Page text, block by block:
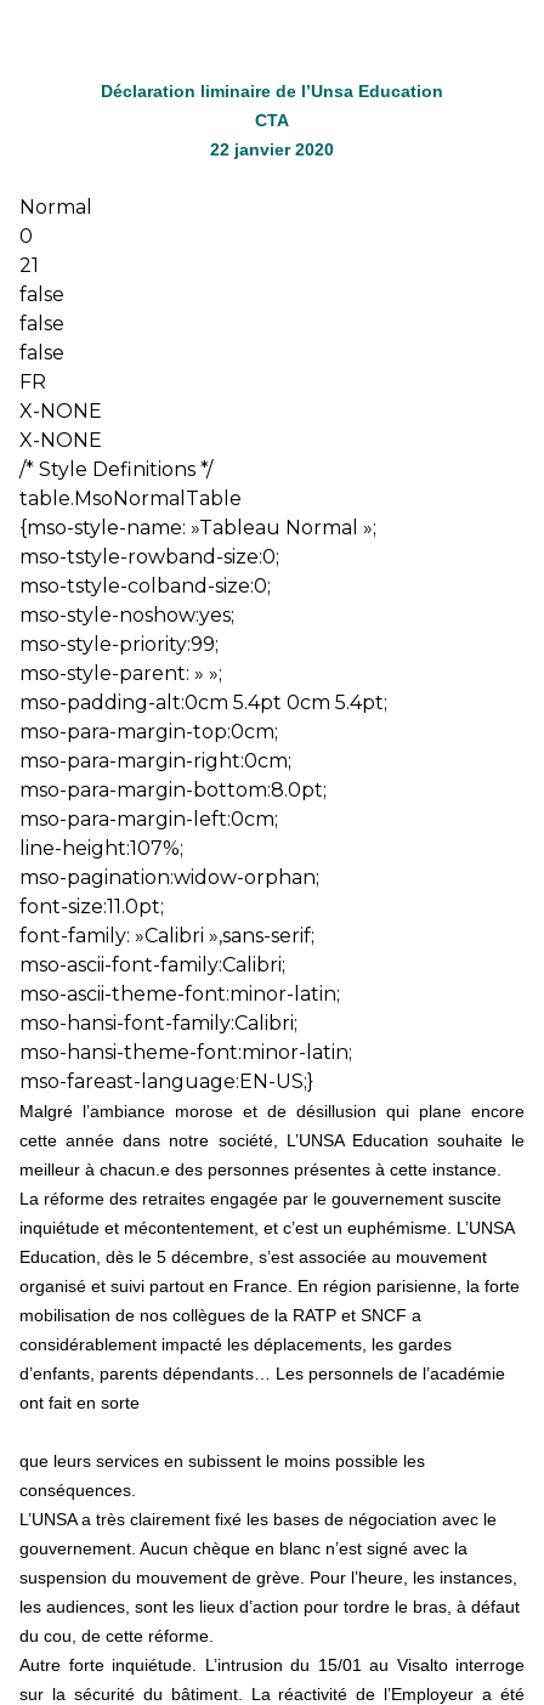
Déclaration liminaire de l’Unsa Education
CTA
22 janvier 2020
Normal
0
21
false
false
false
FR
X-NONE
X-NONE
/* Style Definitions */
table.MsoNormalTable
{mso-style-name: »Tableau Normal »;
mso-tstyle-rowband-size:0;
mso-tstyle-colband-size:0;
mso-style-noshow:yes;
mso-style-priority:99;
mso-style-parent: » »;
mso-padding-alt:0cm 5.4pt 0cm 5.4pt;
mso-para-margin-top:0cm;
mso-para-margin-right:0cm;
mso-para-margin-bottom:8.0pt;
mso-para-margin-left:0cm;
line-height:107%;
mso-pagination:widow-orphan;
font-size:11.0pt;
font-family: »Calibri »,sans-serif;
mso-ascii-font-family:Calibri;
mso-ascii-theme-font:minor-latin;
mso-hansi-font-family:Calibri;
mso-hansi-theme-font:minor-latin;
mso-fareast-language:EN-US;}
Malgré l’ambiance morose et de désillusion qui plane encore
cette année dans notre société, L’UNSA Education souhaite le
meilleur à chacun.e des personnes présentes à cette instance.
La réforme des retraites engagée par le gouvernement suscite
inquiétude et mécontentement, et c’est un euphémisme. L’UNSA
Education, dès le 5 décembre, s’est associée au mouvement
organisé et suivi partout en France. En région parisienne, la forte
mobilisation de nos collègues de la RATP et SNCF a
considérablement impacté les déplacements, les gardes
d’enfants, parents dépendants… Les personnels de l’académie
ont fait en sorte
que leurs services en subissent le moins possible les
conséquences.
L’UNSA a très clairement fixé les bases de négociation avec le
gouvernement. Aucun chèque en blanc n’est signé avec la
suspension du mouvement de grève. Pour l’heure, les instances,
les audiences, sont les lieux d’action pour tordre le bras, à défaut
du cou, de cette réforme.
Autre forte inquiétude. L’intrusion du 15/01 au Visalto interroge
sur la sécurité du bâtiment. La réactivité de l’Employeur a été